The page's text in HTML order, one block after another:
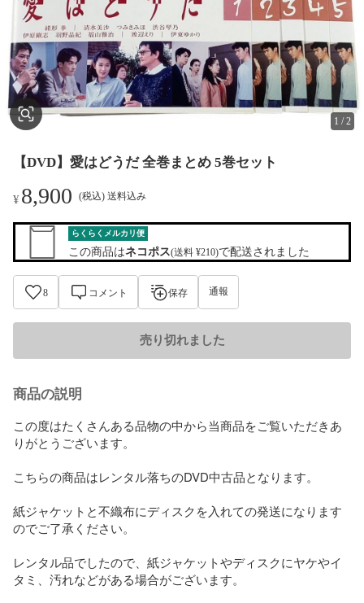
1 /2
【DVD】愛はどうだ 全巻まとめ 5巻セット
¥8,900 (税込) 送料込み
らくらくメルカリ便
この商品はネコポス(送料 ¥210)で配送されました
8 コメント 保存 通報
売り切れました
商品の説明
この度はたくさんある品物の中から当商品をご覧いただきあ
りがとうございます。
こちらの商品はレンタル落ちのDVD中古品となります。
紙ジャケットと不織布にディスクを入れての発送になります
のでご了承ください。
レンタル品でしたので、紙ジャケットやディスクにヤケやイ
タミ、汚れなどがある場合がございます。